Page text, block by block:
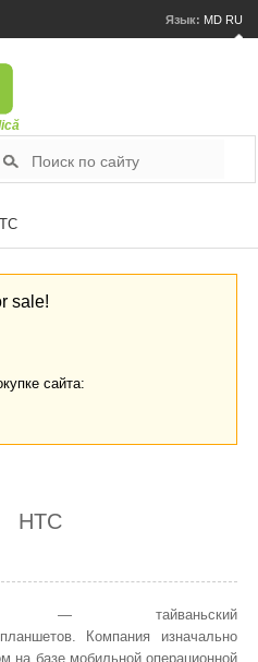
Язык: MD RU
sale!
сайта:
HTC
— тайваньский
Компания изначально
на базе мобильной операционной